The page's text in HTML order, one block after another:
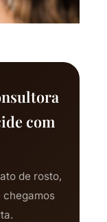
com
de rosto,